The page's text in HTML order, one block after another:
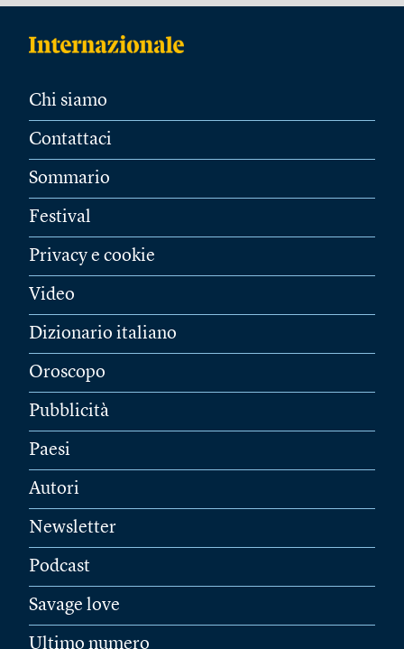
Chi siamo
Contattaci
Sommario
Festival
Privacy e cookie
Video
Dizionario italiano
Oroscopo
Pubblicità
Paesi
Autori
Newsletter
Podcast
Savage love
Ultimo numero